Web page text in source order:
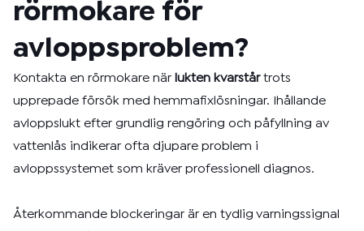
rörmokare för
avloppsproblem?
Kontakta en rörmokare när lukten kvarstårtrots
upprepade försök med hemmafixlösningar. Ihållande
avloppslukt efter grundlig rengöring och påfyllning av
vattenlås indikerar ofta djupare problem i
avloppssystemet som kräver professionell diagnos.
Återkommande blockeringar är en tydlig varningssignal